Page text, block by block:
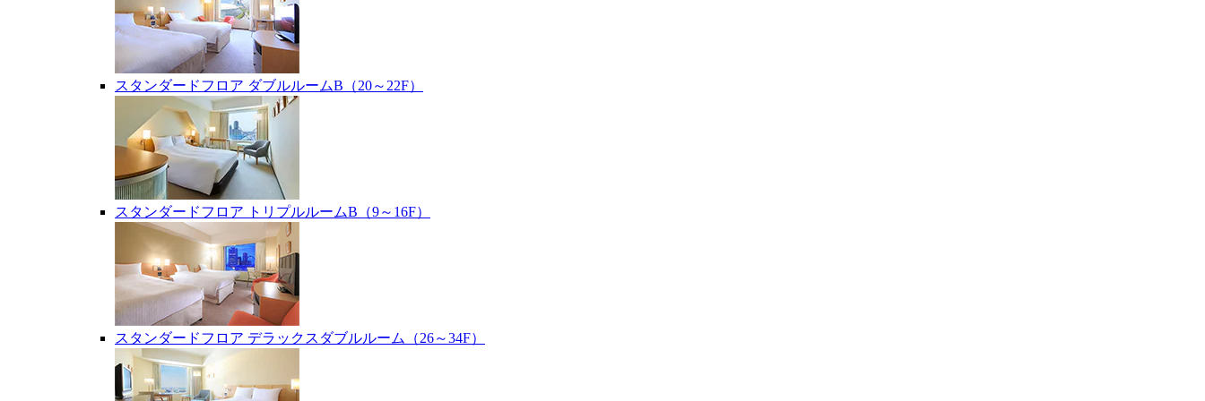
スタンダードフロア ダブルルームB（20～22F）
スタンダードフロア トリプルルームB（9～16F）
スタンダードフロア デラックスダブルルーム（26～34F）